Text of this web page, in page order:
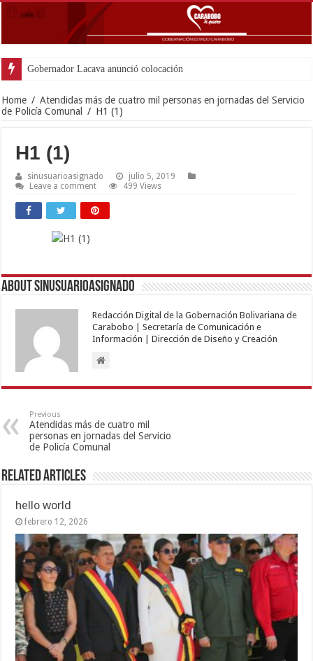
Gobernador Lacava anunció colocación de más de mil
Home / Atendidas más de cuatro mil personas en jornadas del Servicio
de Policía Comunal / H1 (1)
H1 (1)
sinusuarioasignado
julio 5, 2019
Leave a comment
499 Views
About sinusuarioasignado
Redacción Digital de la Gobernación Bolivariana de
Carabobo | Secretaría de Comunicación e
Información | Dirección de Diseño y Creación
Previous
Atendidas más de cuatro mil
personas en jornadas del Servicio
de Policía Comunal
Related Articles
hello world
febrero 12, 2026